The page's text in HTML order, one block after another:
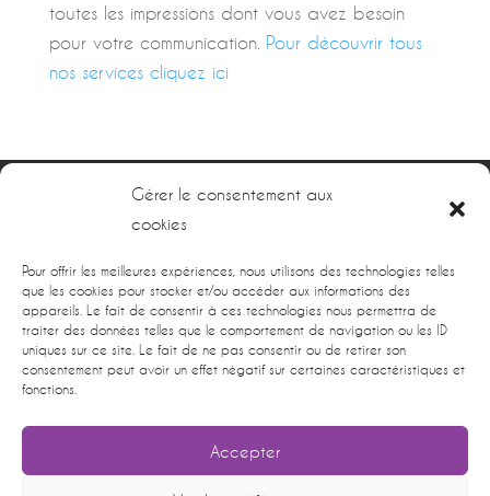
Gérer le consentement aux
cookies
Pour offrir les meilleures expériences, nous utilisons des technologies telles
que les cookies pour stocker et/ou accéder aux informations des
appareils. Le fait de consentir à ces technologies nous permettra de
traiter des données telles que le comportement de navigation ou les ID
uniques sur ce site. Le fait de ne pas consentir ou de retirer son
consentement peut avoir un effet négatif sur certaines caractéristiques et
fonctions.
Accepter
toutes les impressions dont vous avez besoin
pour votre communication. Pour découvrir tous
nos services cliquez ici
Nous Contacter
4 rue Antoine Lavoisier 31140 Launaguet